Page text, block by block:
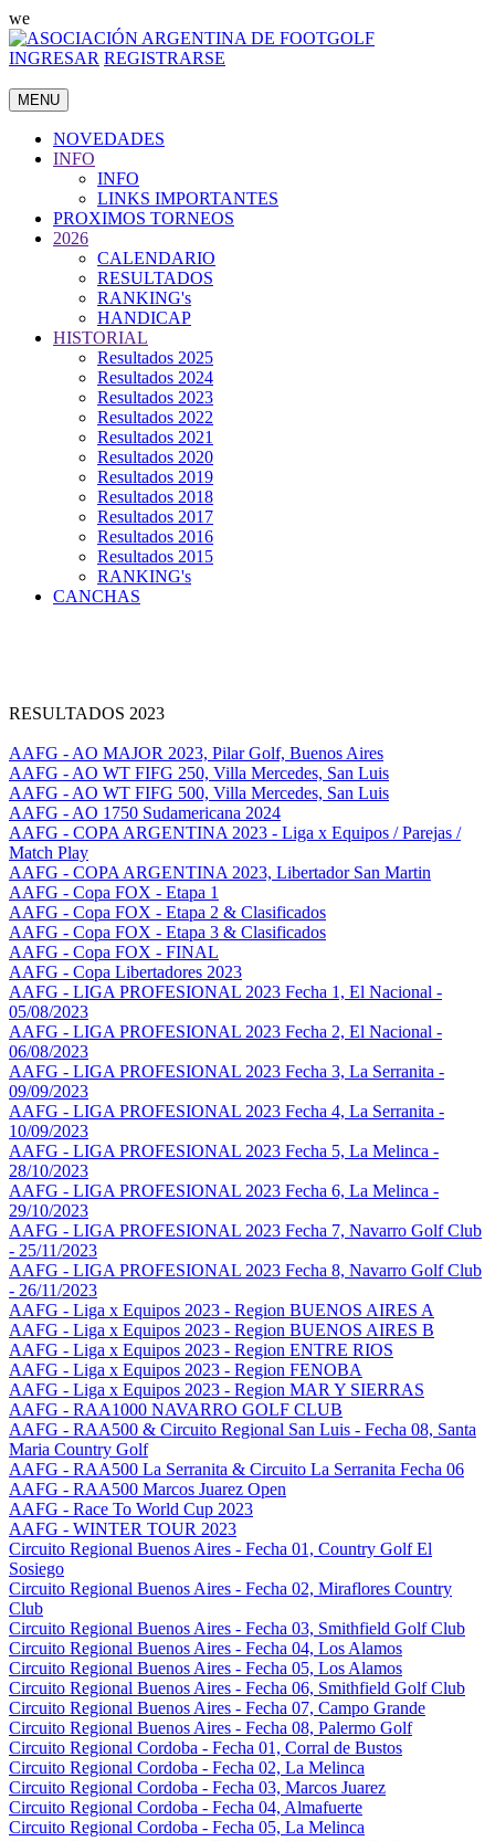
we
INGRESAR REGISTRARSE
MENU
NOVEDADES
INFO
INFO
LINKS IMPORTANTES
PROXIMOS TORNEOS
2026
CALENDARIO
RESULTADOS
RANKING's
HANDICAP
HISTORIAL
Resultados 2025
Resultados 2024
Resultados 2023
Resultados 2022
Resultados 2021
Resultados 2020
Resultados 2019
Resultados 2018
Resultados 2017
Resultados 2016
Resultados 2015
RANKING's
CANCHAS
RESULTADOS 2023
AAFG - AO MAJOR 2023, Pilar Golf, Buenos Aires
AAFG - AO WT FIFG 250, Villa Mercedes, San Luis
AAFG - AO WT FIFG 500, Villa Mercedes, San Luis
AAFG - AO 1750 Sudamericana 2024
AAFG - COPA ARGENTINA 2023 - Liga x Equipos / Parejas /
Match Play
AAFG - COPA ARGENTINA 2023, Libertador San Martin
AAFG - Copa FOX - Etapa 1
AAFG - Copa FOX - Etapa 2 & Clasificados
AAFG - Copa FOX - Etapa 3 & Clasificados
AAFG - Copa FOX - FINAL
AAFG - Copa Libertadores 2023
AAFG - LIGA PROFESIONAL 2023 Fecha 1, El Nacional -
05/08/2023
AAFG - LIGA PROFESIONAL 2023 Fecha 2, El Nacional -
06/08/2023
AAFG - LIGA PROFESIONAL 2023 Fecha 3, La Serranita -
09/09/2023
AAFG - LIGA PROFESIONAL 2023 Fecha 4, La Serranita -
10/09/2023
AAFG - LIGA PROFESIONAL 2023 Fecha 5, La Melinca -
28/10/2023
AAFG - LIGA PROFESIONAL 2023 Fecha 6, La Melinca -
29/10/2023
AAFG - LIGA PROFESIONAL 2023 Fecha 7, Navarro Golf Club
- 25/11/2023
AAFG - LIGA PROFESIONAL 2023 Fecha 8, Navarro Golf Club
- 26/11/2023
AAFG - Liga x Equipos 2023 - Region BUENOS AIRES A
AAFG - Liga x Equipos 2023 - Region BUENOS AIRES B
AAFG - Liga x Equipos 2023 - Region ENTRE RIOS
AAFG - Liga x Equipos 2023 - Region FENOBA
AAFG - Liga x Equipos 2023 - Region MAR Y SIERRAS
AAFG - RAA1000 NAVARRO GOLF CLUB
AAFG - RAA500 & Circuito Regional San Luis - Fecha 08, Santa
Maria Country Golf
AAFG - RAA500 La Serranita & Circuito La Serranita Fecha 06
AAFG - RAA500 Marcos Juarez Open
AAFG - Race To World Cup 2023
AAFG - WINTER TOUR 2023
Circuito Regional Buenos Aires - Fecha 01, Country Golf El
Sosiego
Circuito Regional Buenos Aires - Fecha 02, Miraflores Country
Club
Circuito Regional Buenos Aires - Fecha 03, Smithfield Golf Club
Circuito Regional Buenos Aires - Fecha 04, Los Alamos
Circuito Regional Buenos Aires - Fecha 05, Los Alamos
Circuito Regional Buenos Aires - Fecha 06, Smithfield Golf Club
Circuito Regional Buenos Aires - Fecha 07, Campo Grande
Circuito Regional Buenos Aires - Fecha 08, Palermo Golf
Circuito Regional Cordoba - Fecha 01, Corral de Bustos
Circuito Regional Cordoba - Fecha 02, La Melinca
Circuito Regional Cordoba - Fecha 03, Marcos Juarez
Circuito Regional Cordoba - Fecha 04, Almafuerte
Circuito Regional Cordoba - Fecha 05, La Melinca